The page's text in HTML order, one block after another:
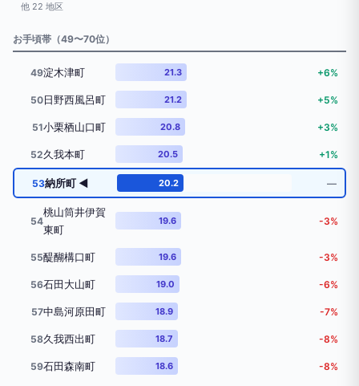
他 22 地区
お手頃帯（49〜70位）
49淀木津町 21.3 +6%
50日野西風呂町 21.2 +5%
51小栗栖山口町 20.8 +3%
52久我本町 20.5 +1%
53納所町 ◀ 20.2 ―
54
桃山筒井伊賀
東町
19.6 -3%
55醍醐構口町 19.6 -3%
56石田大山町 19.0 -6%
57中島河原田町 18.9 -7%
58久我西出町 18.7 -8%
59石田森南町 18.6 -8%